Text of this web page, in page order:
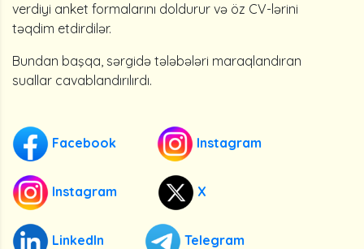
verdiyi anket formalarını doldurur və öz CV-lərini
təqdim etdirdilər.
Bundan başqa, sərgidə tələbələri maraqlandıran
suallar cavablandırılırdı.
Facebook Instagram
Instagram X
LinkedIn Telegram